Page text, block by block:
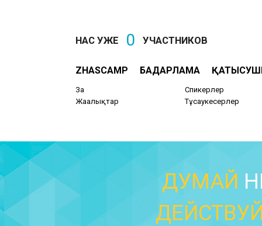
НАС УЖЕ 0 УЧАСТНИКОВ
ZHASCAMP БАҒДАРЛАМА
Заң
Жаңалықтар
Спикерлер
Тұсаукесерлер
ДУМАЙ